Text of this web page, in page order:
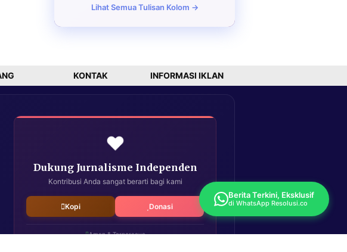
Lihat Semua Tulisan Kolom →
KONTAK INFORMASI IKLAN
❤️
Dukung Jurnalisme Independen
Kontribusi Anda sangat berarti bagi kami
Kopi Donasi
Aman & Terpercaya
Berita Terkini, Eksklusif
di WhatsApp Resolusi.co